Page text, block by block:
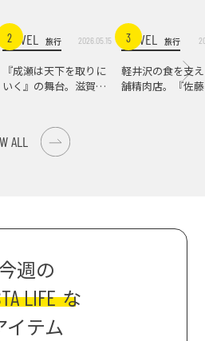
2
TRAVEL 旅行 2026.05.15
『成瀬は天下を取りに
いく』の舞台。滋賀県
3
TRAVEL 旅行
軽井沢の食を支
舗精肉店。『佐
ALL
週の
LIFE な
イテム